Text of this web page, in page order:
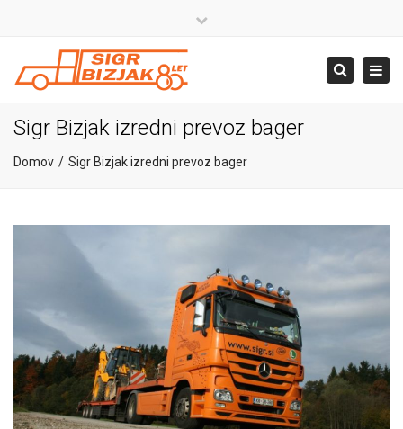
+386 4 581 37 00
Search
Sigr Bizjak izredni prevoz bager
Domov Sigr Bizjak izredni prevoz bager